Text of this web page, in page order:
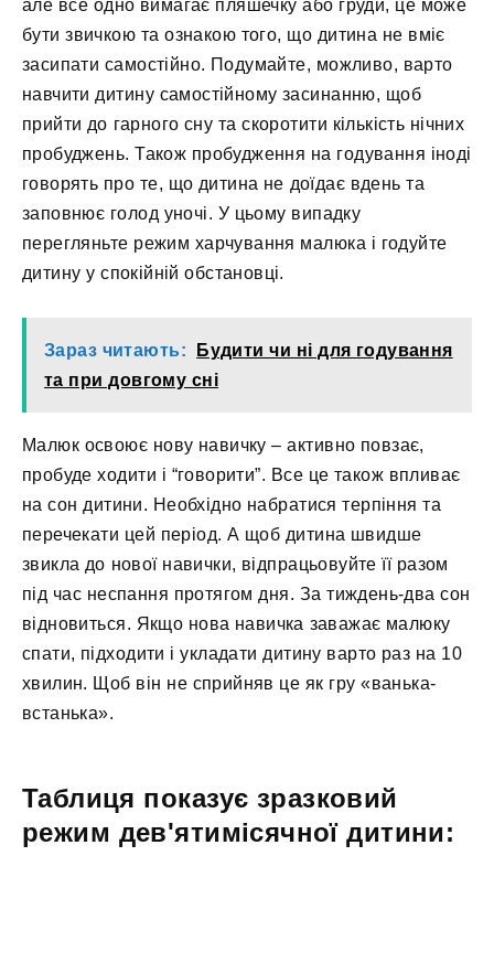
але все одно вимагає пляшечку або груди, це може
бути звичкою та ознакою того, що дитина не вміє
засипати самостійно. Подумайте, можливо, варто
навчити дитину самостійному засинанню, щоб
прийти до гарного сну та скоротити кількість нічних
пробуджень. Також пробудження на годування іноді
говорять про те, що дитина не доїдає вдень та
заповнює голод уночі. У цьому випадку
перегляньте режим харчування малюка і годуйте
дитину у спокійній обстановці.
Зараз читають:
Будити чи ні для годування
та при довгому сні
Малюк освоює нову навичку – активно повзає,
пробуде ходити і “говорити”. Все це також впливає
на сон дитини. Необхідно набратися терпіння та
перечекати цей період. А щоб дитина швидше
звикла до нової навички, відпрацьовуйте її разом
під час неспання протягом дня. За тиждень-два сон
відновиться. Якщо нова навичка заважає малюку
спати, підходити і укладати дитину варто раз на 10
хвилин. Щоб він не сприйняв це як гру «ванька-
встанька».
Таблиця показує зразковий
режим дев'ятимісячної дитини: